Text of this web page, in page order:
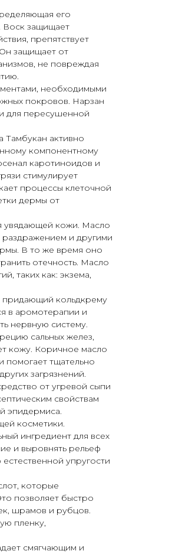
его
Воск защищает
препятствует
защищает от
не повреждая
необходимыми
покровов. Нарзан
для пересушенной
Тамбукан активно
компонентному
каротиноидов и
стимулирует
процессы клеточной
дермы от
увядающей кожи. Масло
и другими
В то же время оно
отечность. Масло
таких как: экзема,
придающий кольдкрему
в аромотерапии и
нервную систему.
сальных желез,
кожу. Коричное масло
помогает тщательно
загрязнений.
от угревой сыпи
свойствам
эпидермиса.
косметики.
ингредиент для всех
и выровнять рельеф
упругости
которые
позволяет быстро
шрамов и рубцов.
пленку,
смягчающим и